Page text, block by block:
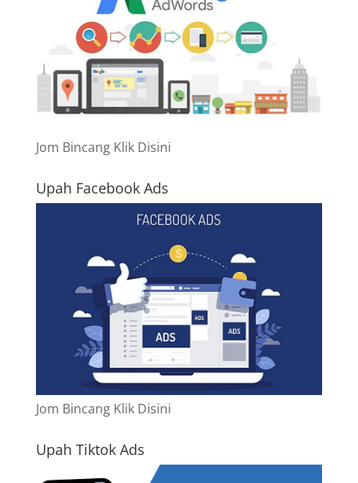
Jom Bincang Klik Disini
Upah Facebook Ads
Jom Bincang Klik Disini
Upah Tiktok Ads